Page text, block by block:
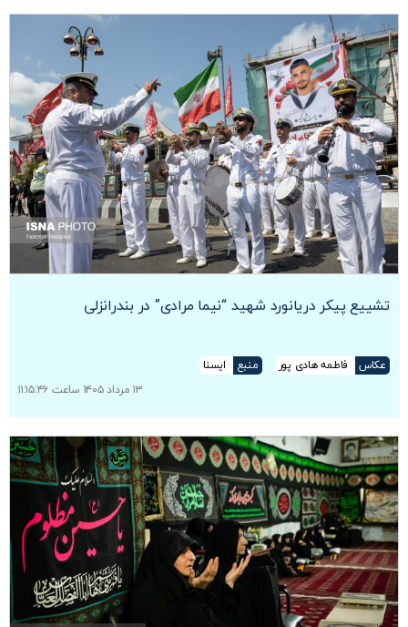
تشییع پیکر دریانورد شهید “نیما مرادی” در بندرانزلی
عکاس فاطمه هادی پور منبع
ایسنا
۱۳ مرداد ۱۴۰۵ ساعت ۱۱:۱۵:۴۶